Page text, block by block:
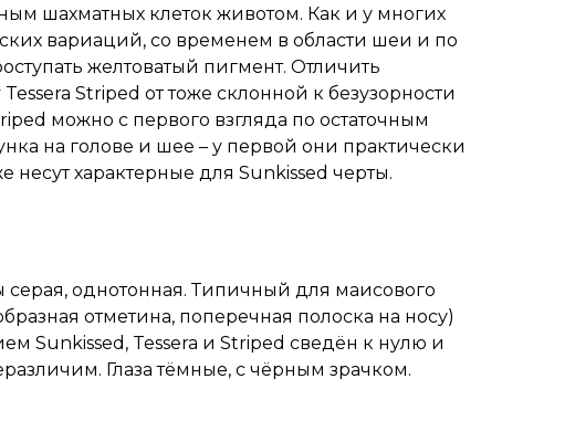
шахматных клеток животом. Как и у многих
вариаций, со временем в области шеи и по
желтоватый пигмент. Отличить
Striped от тоже склонной к безузорности
можно с первого взгляда по остаточным
на голове и шее – у первой они практически
несут характерные для Sunkissed черты.
серая, однотонная. Типичный для маисового
отметина, поперечная полоска на носу)
Sunkissed, Tessera и Striped сведён к нулю и
Глаза тёмные, с чёрным зрачком.